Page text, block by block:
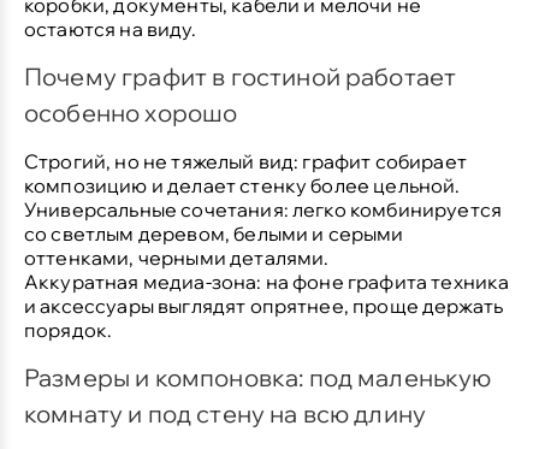
коробки, документы, кабели и мелочи не
остаются на виду.
Почему графит в гостиной работает
особенно хорошо
Строгий, но не тяжелый вид: графит собирает
композицию и делает стенку более цельной.
Универсальные сочетания: легко комбинируется
со светлым деревом, белыми и серыми
оттенками, черными деталями.
Аккуратная медиа-зона: на фоне графита техника
и аксессуары выглядят опрятнее, проще держать
порядок.
Размеры и компоновка: под маленькую
комнату и под стену на всю длину